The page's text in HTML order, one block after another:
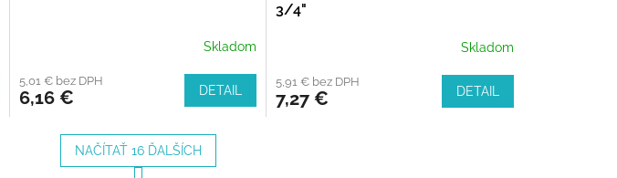
Skladom
5,01 € bez DPH
6,16 € DETAIL
3/4"
Skladom
5,91 € bez DPH
7,27 € DETAIL
NAČÍTAŤ 16 ĎALŠÍCH